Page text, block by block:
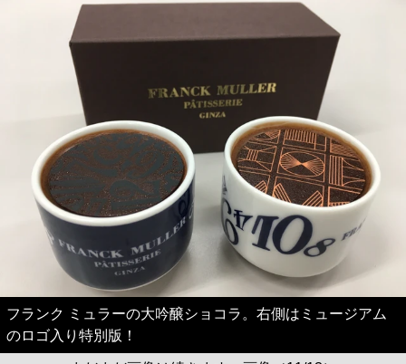
フランク ミュラーの大吟醸ショコラ。右側はミュージアム
のロゴ入り特別版！